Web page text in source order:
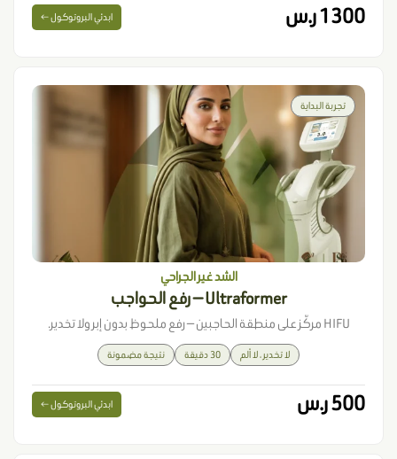
1300 ر.س ابدئي البروتوكول ←
تجربة البداية
الشد غير الجراحي
Ultraformer — رفع الحواجب
HIFU مركّز على منطقة الحاجبين — رفع ملحوظ بدون إبر ولا تخدير.
لا تخدير ، لا ألم 30 دقيقة نتيجة مضمونة
500 ر.س ابدئي البروتوكول ←